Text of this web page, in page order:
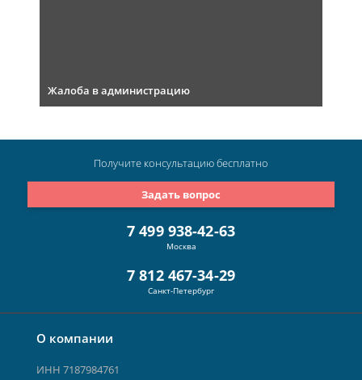
Жалоба в администрацию
О компании
ИНН 7187984761
7 499 938-42-63
Москва
7 812 467-34-29
Санкт-Петербург
Задать вопрос
Получите консультациюбесплатно